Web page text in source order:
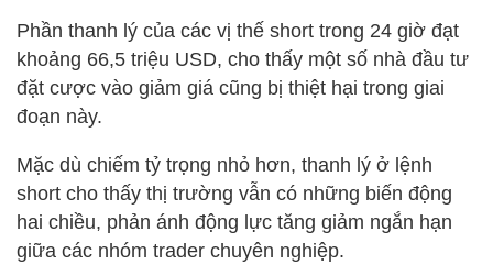
Phần thanh lý của các vị thế short trong 24 giờ đạt
khoảng 66,5 triệu USD, cho thấy một số nhà đầu tư
đặt cược vào giảm giá cũng bị thiệt hại trong giai
đoạn này.
Mặc dù chiếm tỷ trọng nhỏ hơn, thanh lý ở lệnh
short cho thấy thị trường vẫn có những biến động
hai chiều, phản ánh động lực tăng giảm ngắn hạn
giữa các nhóm trader chuyên nghiệp.